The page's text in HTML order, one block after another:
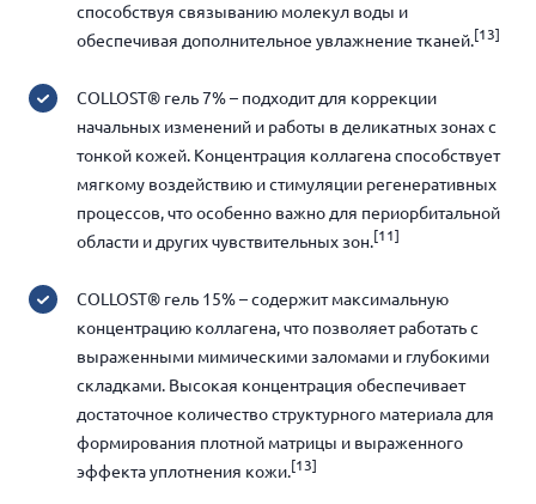
способствуя связыванию молекул воды и
обеспечивая дополнительное увлажнение тканей.[13]
COLLOST® гель 7%– подходит для коррекции
начальных изменений и работы в деликатных зонах с
тонкой кожей. Концентрация коллагенаспособствует
мягкому воздействию и стимуляции регенеративных
процессов, что особенно важно для периорбитальной
области и других чувствительных зон.[11]
COLLOST® гель 15%– содержит максимальную
концентрацию коллагена, что позволяет работать с
выраженными мимическими заломами и глубокими
складками. Высокая концентрация обеспечивает
достаточное количество структурного материала для
формирования плотной матрицы и выраженного
эффекта уплотнения кожи.[13]